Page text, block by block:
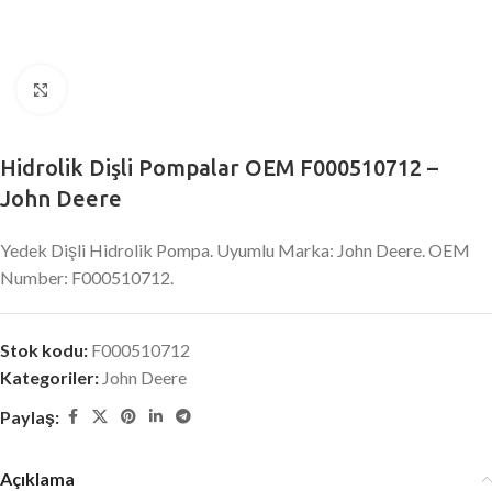
Hidrolik Dişli Pompalar OEM F000510712 –
John Deere
Yedek Dişli Hidrolik Pompa. Uyumlu Marka: John Deere. OEM
Number: F000510712.
Stok kodu: F000510712
Kategoriler: John Deere
Paylaş:
Açıklama